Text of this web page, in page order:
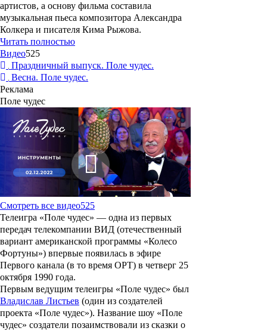
артистов, а основу фильма составила
музыкальная пьеса композитора Александра
Колкера и писателя Кима Рыжова.
Читать полностью
Видео525
Праздничный выпуск. Поле чудес.
Весна. Поле чудес.
Реклама
Поле чудес
Смотреть все видео525
Телеигра «Поле чудес» — одна из первых
передач телекомпании ВИД (отечественный
вариант американской программы «Колесо
Фортуны») впервые появилась в эфире
Первого канала (в то время ОРТ) в четверг 25
октября 1990 года.
Первым ведущим телеигры «Поле чудес» был
Владислав Листьев (один из создателей
проекта «Поле чудес»). Название шоу «Поле
чудес» создатели позаимствовали из сказки о